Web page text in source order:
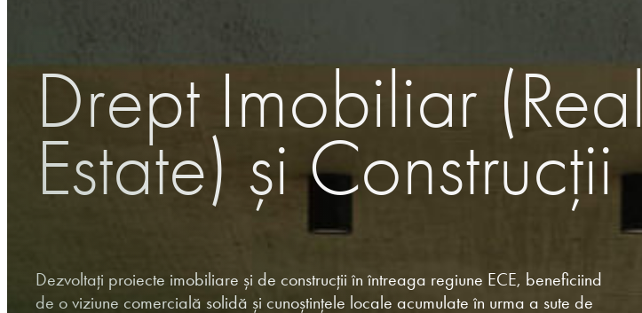
Drept Imobiliar (Real
Estate) și Construcții
Dezvoltați proiecte imobiliare și de construcții în întreaga regiune ECE, beneficiind
de o viziune comercială solidă și cunoștințele locale acumulate în urma a sute de